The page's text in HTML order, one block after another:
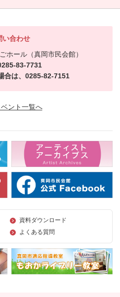
い合わせ
ホール（真岡市民会館）
83-7731
合は、0285-82-7151
ント一覧へ
資料ダウンロード
よくある質問